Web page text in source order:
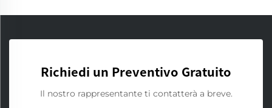
Richiedi un Preventivo Gratuito
Il nostro rappresentante ti contatterà a breve.